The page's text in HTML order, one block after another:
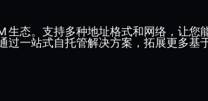
态。支持多种地址格式和网络，让
一站式自托管解决方案，拓展更多基